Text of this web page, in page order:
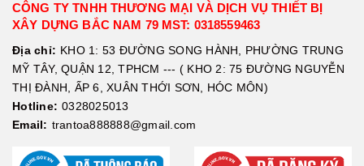
CÔNG TY TNHH THƯƠNG MẠI VÀ DỊCH VỤ THIẾT BỊ
XÂY DỰNG BẮC NAM 79 MST: 0318559463
Địa chỉ: KHO 1: 53 ĐƯỜNG SONG HÀNH, PHƯỜNG TRUNG
MỸ TÂY, QUẬN 12, TPHCM --- ( KHO 2: 75 ĐƯỜNG NGUYỄN
THỊ ĐÀNH, ẤP 6, XUÂN THỚI SƠN, HÓC MÔN)
Hotline: 0328025013
Email: trantoa888888@gmail.com